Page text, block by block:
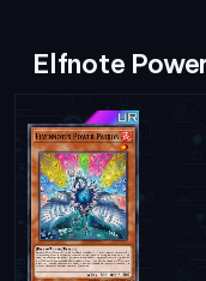
Elfnote